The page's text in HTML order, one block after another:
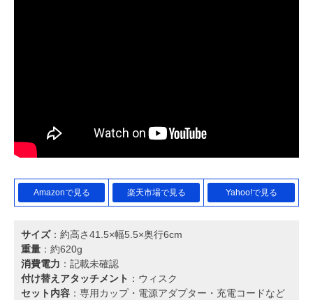
Amazonで見る 楽天市場で見る Yahoo!で見る
サイズ：約高さ41.5×幅5.5×奥行6cm
重量 ：約620g
消費電力 ：記載未確認
付け替えアタッチメント ：ウィスク
セット内容 ：専用カップ・電源アダプター・充電コードなど